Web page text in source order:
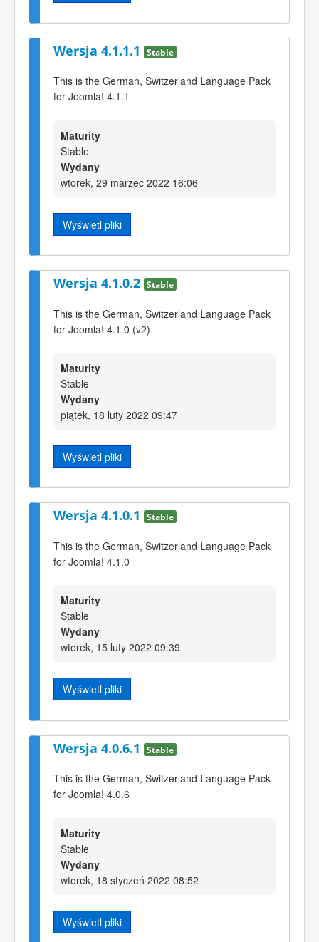
Wersja 4.1.1.1 Stable
This is the German, Switzerland Language Pack
for Joomla! 4.1.1
Maturity
Stable
Wydany
wtorek, 29 marzec 2022 16:06
Wyświetl pliki
Wersja 4.1.0.2 Stable
This is the German, Switzerland Language Pack
for Joomla! 4.1.0 (v2)
Maturity
Stable
Wydany
piątek, 18 luty 2022 09:47
Wyświetl pliki
Wersja 4.1.0.1 Stable
This is the German, Switzerland Language Pack
for Joomla! 4.1.0
Maturity
Stable
Wydany
wtorek, 15 luty 2022 09:39
Wyświetl pliki
Wersja 4.0.6.1 Stable
This is the German, Switzerland Language Pack
for Joomla! 4.0.6
Maturity
Stable
Wydany
wtorek, 18 styczeń 2022 08:52
Wyświetl pliki